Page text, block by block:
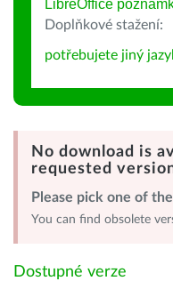
LibreOffice
Doplňkové stažení:
potřebujete jiný
No download is
requested
Please pick one of
You can find obsolete
Dostupné verze